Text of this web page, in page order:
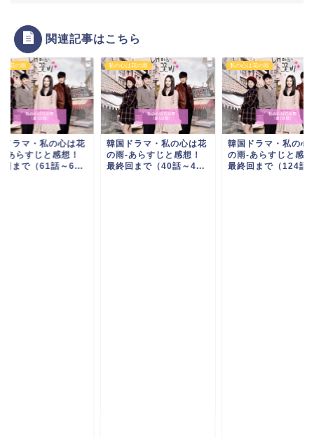
関連記事はこちら
は花の雨
ドラマ・私の心は花
-あらすじと感想！
回まで（61話～6...
私の心は花の雨
韓国ドラマ・私の心は花
の雨-あらすじと感想！
最終回まで（40話～4...
私の心は花の雨
韓国ドラマ・私の心
の雨-あらすじと感
最終回まで（124話